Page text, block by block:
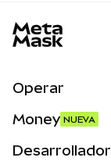
Operar
Money NUEVA
Desarrollador